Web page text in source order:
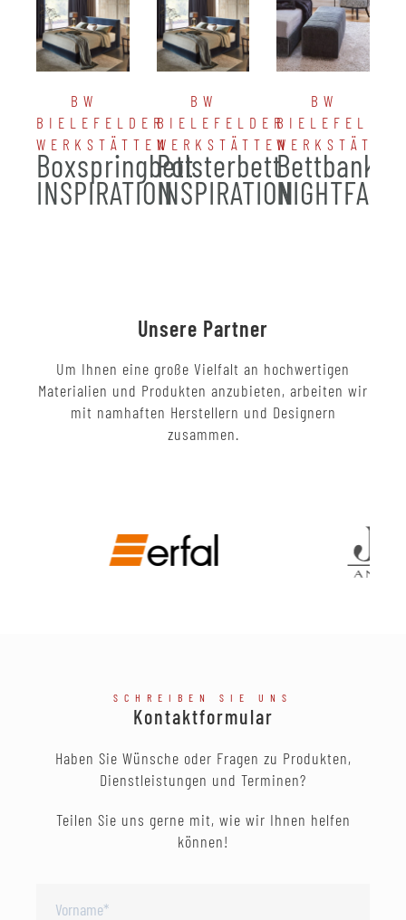
BW
BIELEFELDER
WERKSTÄTTEN
Boxspringbett
INSPIRATION
BW
BIELEFELDER
WERKSTÄTTEN
Polsterbett
INSPIRATION
BW
BIELEFELDER
Bettbank
NIGHTFALL
Unsere Partner
Um Ihnen eine große Vielfalt an hochwertigen
Materialien und Produkten anzubieten, arbeiten wir
mit namhaften Herstellern und Designern
zusammen.
SCHREIBEN SIE UNS
Kontaktformular
Haben Sie Wünsche oder Fragen zu Produkten,
Dienstleistungen und Terminen?
Teilen Sie uns gerne mit, wie wir Ihnen helfen
können!